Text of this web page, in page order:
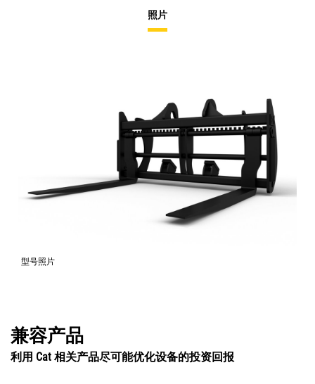
照片
型号照片
兼容产品
利用 Cat 相关产品尽可能优化设备的投资回报